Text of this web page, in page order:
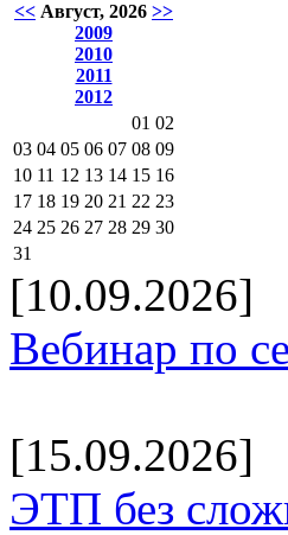
<< Август, 2026 >>
2009
2010
2011
2012
01 02
03 04 05 06 07 08 09
10 11 12 13 14 15 16
17 18 19 20 21 22 23
24 25 26 27 28 29 30
31
[10.09.2026]
Вебинар по
[15.09.2026]
ЭТП без